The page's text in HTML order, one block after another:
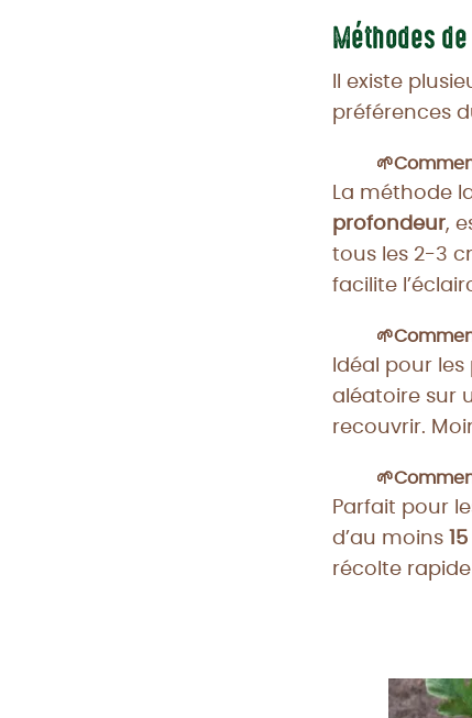
Méthodes
Il existe
préférences
La méthode
profondeur,
tous les 2-3
facilite
Idéal pour
aléatoire sur
recouvrir.
Parfait pour
d’au moins
récolte